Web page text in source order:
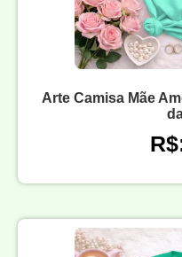
Arte Camisa Mãe